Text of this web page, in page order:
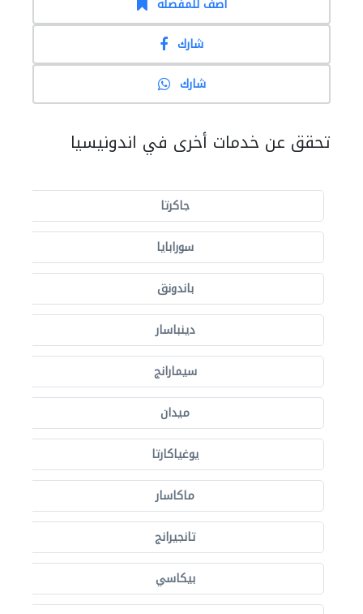
أضف للمفضلة
شارك
شارك
تحقق عن خدمات أخرى في اندونيسيا
جاكرتا
سورابايا
باندونق
دينباسار
سيمارانج
ميدان
يوغياكارتا
ماكاسار
تانجيرانج
بيكاسي